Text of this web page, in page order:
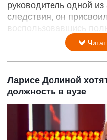
руководитель одной
следствия, он
воспользовавшись
Ларисе Долиной
должность в вузе